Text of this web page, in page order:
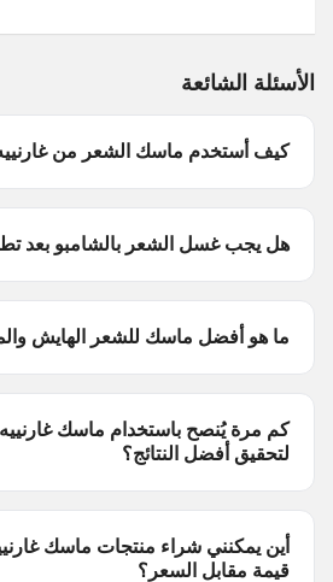
الأسئلة الشائعة
كيف أستخدم ماسك الشعر من
هل يجب غسل الشعر بالشامبو بعد
ما هو أفضل ماسك للشعر الهايش
كم مرة يُنصح باستخدام ماسك
لتحقيق أفضل النتائج؟
أين يمكنني شراء منتجات ماسك
قيمة مقابل السعر؟